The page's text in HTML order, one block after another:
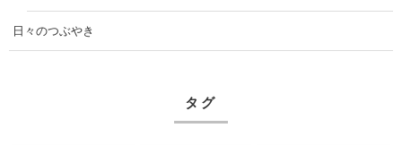
日々のつぶやき
タグ